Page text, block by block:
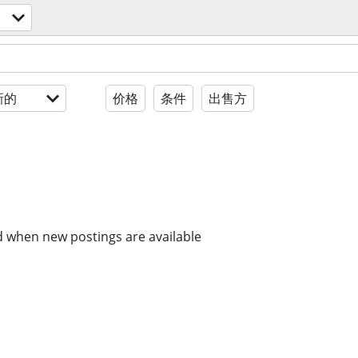
的 价格 条件 出售方
new postings are available